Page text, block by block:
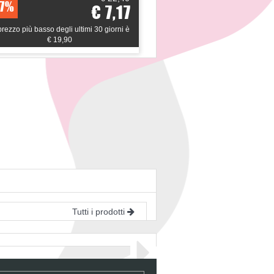
€ 7,17
più basso degli ultimi 30 giorni è
€ 19,90
*il prezzo più basso degli
Tutti i prodotti